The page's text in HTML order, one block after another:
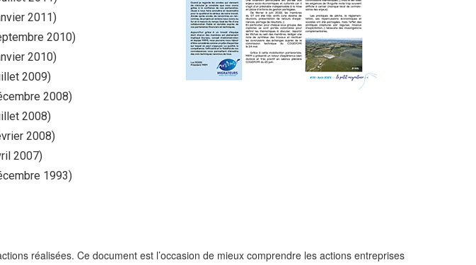
2011)
2010)
2010)
2009)
2008)
2008)
2008)
2007)
1993)
réalisées. Ce document est l’occasion de mieux comprendre les actions entreprises